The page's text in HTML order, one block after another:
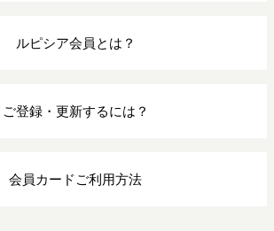
ルピシア会員とは？
ご登録・更新するには？
会員カードご利用方法